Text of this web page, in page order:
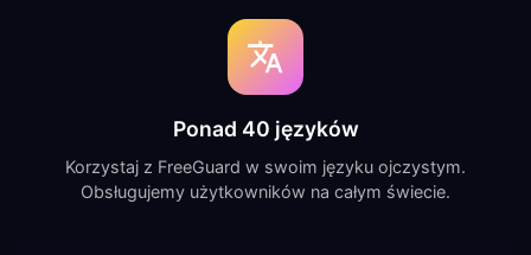
Ponad 40 języków
Korzystaj z FreeGuard w swoim języku ojczystym.
Obsługujemy użytkowników na całym świecie.